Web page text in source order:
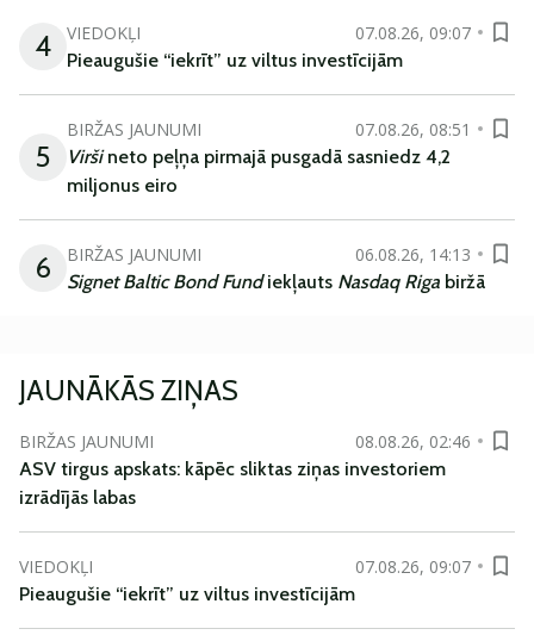
4 VIEDOKĻI
07.08.26, 09:07
Pieaugušie “iekrīt” uz viltus investīcijām
5
BIRŽAS JAUNUMI
07.08.26, 08:51
Viršineto peļņa pirmajā pusgadā sasniedz 4,2
miljonus eiro
6 BIRŽAS JAUNUMI
06.08.26, 14:13
Signet Baltic Bond Fundiekļauts Nasdaq Riga biržā
JAUNĀKĀS ZIŅAS
BIRŽAS JAUNUMI
08.08.26, 02:46
ASV tirgus apskats: kāpēc sliktas ziņas investoriem
izrādījās labas
VIEDOKĻI
07.08.26, 09:07
Pieaugušie “iekrīt” uz viltus investīcijām